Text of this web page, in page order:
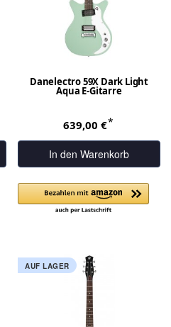
Danelectro 59X Dark Light
Aqua E-Gitarre
639,00 €*
In den Warenkorb
AUF LAGER